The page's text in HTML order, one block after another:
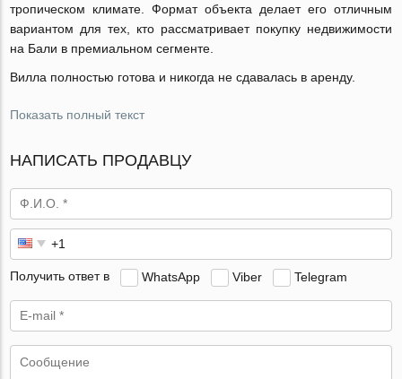
тропическом климате. Формат объекта делает его отличным
вариантом для тех, кто рассматривает покупку недвижимости
на Бали в премиальном сегменте.
Вилла полностью готова и никогда не сдавалась в аренду.
Показать полный текст
НАПИСАТЬ ПРОДАВЦУ
Получить ответ в WhatsApp Viber Telegram